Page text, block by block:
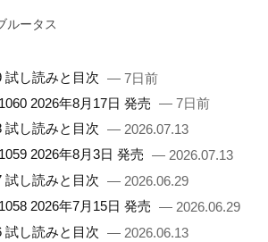
ルータス
試し読みと目次 — 7日前
2026年8月17日 発売 — 7日前
試し読みと目次 — 2026.07.13
2026年8月3日 発売 — 2026.07.13
試し読みと目次 — 2026.06.29
2026年7月15日 発売 — 2026.06.29
試し読みと目次 — 2026.06.13